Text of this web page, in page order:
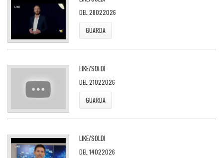
DEL 28022026
GUARDA
LIKE/SOLDI
DEL 21022026
GUARDA
LIKE/SOLDI
DEL 14022026